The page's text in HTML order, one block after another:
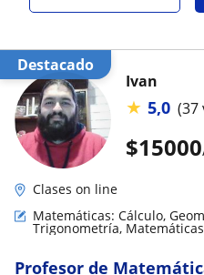
Destacado
$15000
Ivan
★ 5,0 (37
Clases on line
Matemáticas: Cálculo,
Trigonometría,
Matemáticas aplicadas,
Profesor de